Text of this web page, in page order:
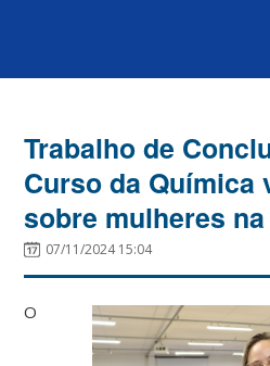
Trabalho de
Curso da Química
sobre mulheres
07/11/2024 15:04
O